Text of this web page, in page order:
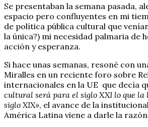
Se presentaban la semana pasada,
espacio pero confluyentes en mi
de política pública cultural que
la única?) mi necesidad palmaria de
acción y esperanza.
Si hace unas semanas, resoné con
Miralles en un reciente foro sobre
internacionales en la UE que decía
cultural será para el siglo XXI lo que
siglo XIX», el avance de la
América Latina viene a darle la